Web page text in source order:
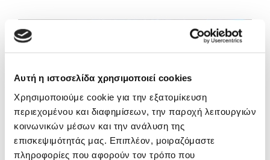
Αυτή η ιστοσελίδα χρησιμοποιεί cookies
Χρησιμοποιούμε cookie για την εξατομίκευση
περιεχομένου και διαφημίσεων, την παροχή λειτουργιών
κοινωνικών μέσων και την ανάλυση της
επισκεψιμότητάς μας. Επιπλέον, μοιραζόμαστε
πληροφορίες που αφορούν τον τρόπο που
Ο άνθρωπος μέσα από τα μάτια της